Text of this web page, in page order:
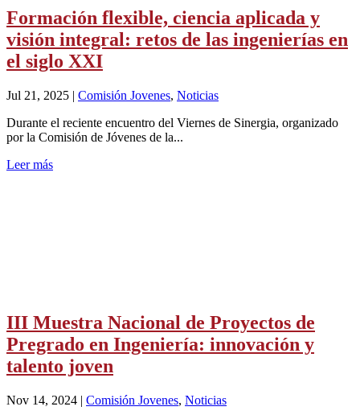
Formación flexible, ciencia aplicada y
visión integral: retos de las ingenierías en
el siglo XXI
Jul 21, 2025 | Comisión Jovenes, Noticias
Durante el reciente encuentro del Viernes de Sinergia, organizado
por la Comisión de Jóvenes de la...
Leer más
III Muestra Nacional de Proyectos de
Pregrado en Ingeniería: innovación y
talento joven
Nov 14, 2024 | Comisión Jovenes, Noticias